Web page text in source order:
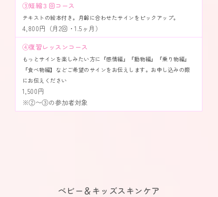
③短縮３回コース
テキストの絵本付き。月齢に合わせたサインをピックアップ。
4,800円（月2回・1.5ヶ月）
④復習レッスンコース
もっとサインを楽しみたい方に『感情編』『動物編』『乗り物編』
『食べ物編】などご希望のサインをお伝えします。お申し込みの際
にお伝えください
1,500円
※②〜③の参加者対象
ベビー＆キッズスキンケア